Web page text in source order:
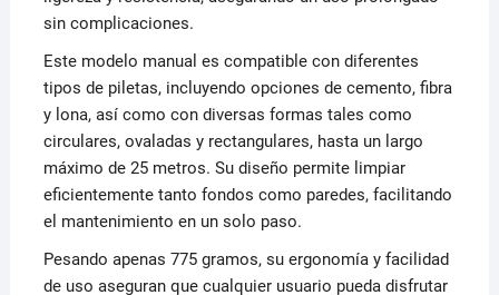
sin complicaciones.
Este modelo manual es compatible con diferentes
tipos de piletas, incluyendo opciones de cemento, fibra
y lona, así como con diversas formas tales como
circulares, ovaladas y rectangulares, hasta un largo
máximo de 25 metros. Su diseño permite limpiar
eficientemente tanto fondos como paredes, facilitando
el mantenimiento en un solo paso.
Pesando apenas 775 gramos, su ergonomía y facilidad
de uso aseguran que cualquier usuario pueda disfrutar